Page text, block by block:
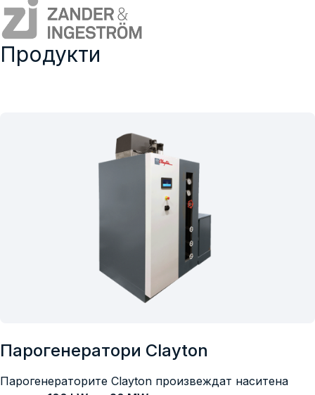
Продукти
Парогенератори Clayton
Парогенераторите Clayton произвеждат наситена